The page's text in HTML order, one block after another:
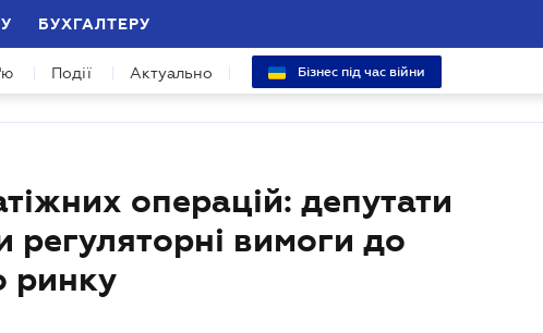
БУХГАЛТЕРУ
Події Актуально Бізнес під час війни
операцій: депутати
вимоги до
ринку